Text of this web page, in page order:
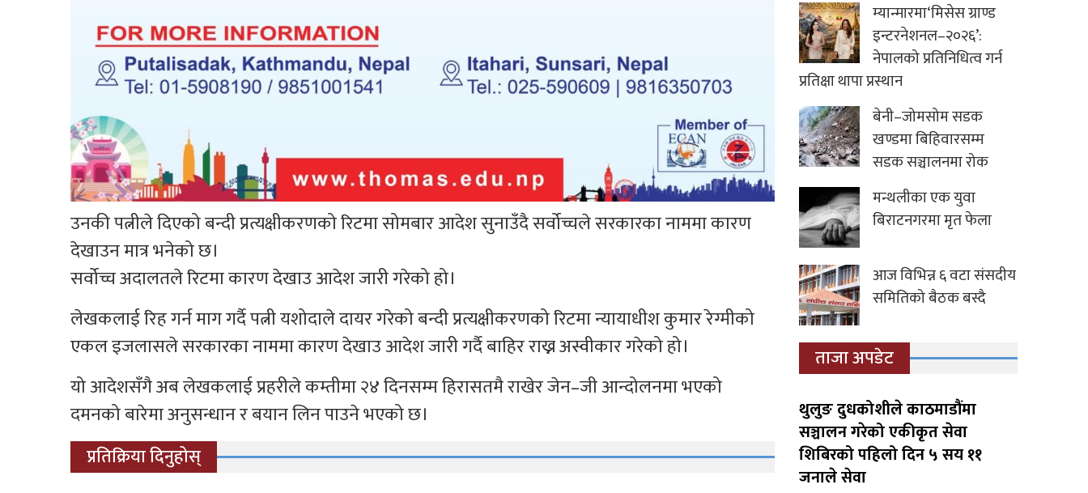
उनकी पत्नीले दिएको बन्दी प्रत्यक्षीकरणको रिटमा सोमबार आदेश सुनाउँदै सर्वोच्चले सरकारका नाममा कारण
देखाउन मात्र भनेको छ।
सर्वोच्च अदालतले रिटमा कारण देखाउ आदेश जारी गरेको हो।
लेखकलाई रिह गर्न माग गर्दै पत्नी यशोदाले दायर गरेको बन्दी प्रत्यक्षीकरणको रिटमा न्यायाधीश कुमार रेग्मीको
एकल इजलासले सरकारका नाममा कारण देखाउ आदेश जारी गर्दै बाहिर राख्न अस्वीकार गरेको हो।
यो आदेशसँगै अब लेखकलाई प्रहरीले कम्तीमा २४ दिनसम्म हिरासतमै राखेर जेन–जी आन्दोलनमा भएको
दमनको बारेमा अनुसन्धान र बयान लिन पाउने भएको छ।
प्रतिक्रिया दिनुहोस्
म्यान्मारमा‘मिसेस ग्राण्ड
इन्टरनेशनल–२०२६’:
नेपालको प्रतिनिधित्व गर्न
प्रतिक्षा थापा प्रस्थान
बेनी–जोमसोम सडक
खण्डमा बिहिवारसम्म
सडक सञ्चालनमा रोक
मन्थलीका एक युवा
बिराटनगरमा मृत फेला
आज विभिन्न ६ वटा संसदीय
समितिको बैठक बस्दै
ताजा अपडेट
थुलुङ दुधकोशीले काठमाडौंमा
सञ्चालन गरेको एकीकृत सेवा
शिबिरको पहिलो दिन ५ सय ११
जनाले सेवा